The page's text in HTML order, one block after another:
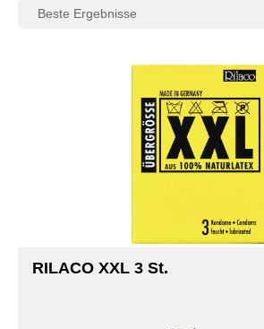
RILACO XXL 3 St.